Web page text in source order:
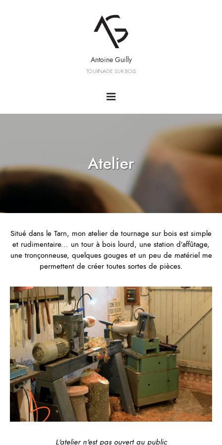
Antoine Guilly
TOURNAGE SUR BOIS
Atelier
Situé dans le Tarn, mon atelier de tournage sur bois est simple
et rudimentaire... un tour à bois lourd, une station d’affûtage,
une tronçonneuse, quelques gouges et un peu de matériel me
permettent de créer toutes sortes de pièces.
L'atelier n'est pas ouvert au public